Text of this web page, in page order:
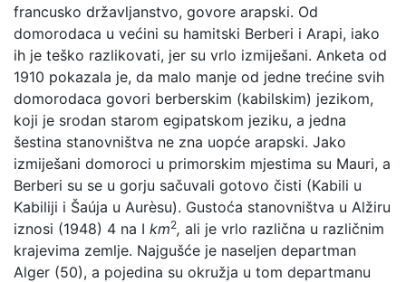
francusko državljanstvo, govore arapski. Od
domorodaca u većini su hamitski Berberi i Arapi, iako
ih je teško razlikovati, jer su vrlo izmiješani. Anketa od
1910 pokazala je, da malo manje od jedne trećine svih
domorodaca govori berberskim (kabilskim) jezikom,
koji je srodan starom egipatskom jeziku, a jedna
šestina stanovništva ne zna uopće arapski. Jako
izmiješani domoroci u primorskim mjestima su Mauri, a
Berberi su se u gorju sačuvali gotovo čisti (Kabili u
Kabiliji i Šaúja u Aurèsu). Gustoća stanovništva u Alžiru
iznosi (1948) 4 na I km2, ali je vrlo različna u različnim
krajevima zemlje. Najgušće je naseljen departman
Alger (50), a pojedina su okružja u tom departmanu